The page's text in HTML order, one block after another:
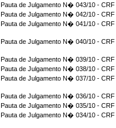
Pauta de Julgamento N� 043/10 - CRF
Pauta de Julgamento N� 042/10 - CRF
Pauta de Julgamento N� 041/10 - CRF
Pauta de Julgamento N� 040/10 - CRF
Pauta de Julgamento N� 039/10 - CRF
Pauta de Julgamento N� 038/10 - CRF
Pauta de Julgamento N� 037/10 - CRF
Pauta de Julgamento N� 036/10 - CRF
Pauta de Julgamento N� 035/10 - CRF
Pauta de Julgamento N� 034/10 - CRF